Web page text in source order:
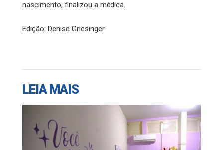
nascimento, finalizou a médica.
Edição: Denise Griesinger
LEIA MAIS